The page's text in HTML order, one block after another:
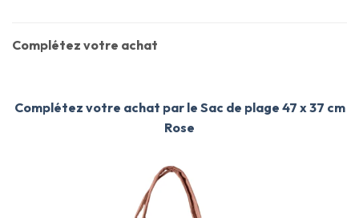
Complétez votre achat
Complétez votre achat par le Sac de plage 47 x 37 cm
Rose